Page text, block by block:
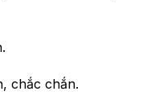
chắc chắn.